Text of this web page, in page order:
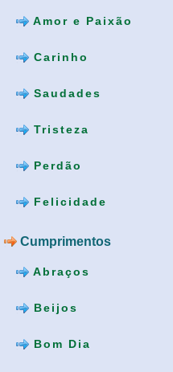
Amor e Paixão
Carinho
Saudades
Tristeza
Perdão
Felicidade
Cumprimentos
Abraços
Beijos
Bom Dia